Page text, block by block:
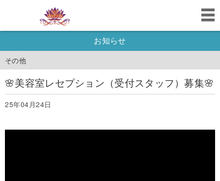
お知らせ
その他
🌸美容室レセプション（受付スタッフ）募集🌸
25年04月24日